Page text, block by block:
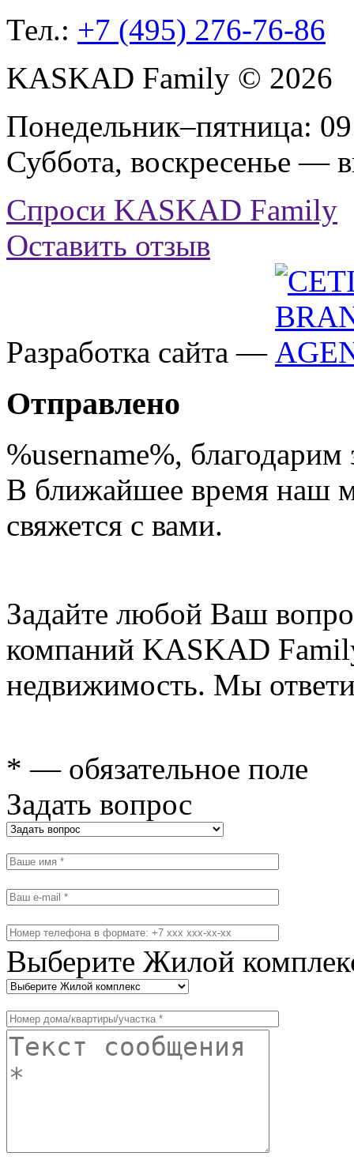
Тел.: +7 (495) 276-76-86
KASKAD Family © 2026
Понедельник–пятница:
Суббота, воскресенье —
Спроси KASKAD Family
Оставить отзыв
Разработка сайта —
Отправлено
%username%, благодарим
В ближайшее время наш
свяжется с вами.
Задайте любой Ваш
компаний KASKAD
недвижимость. Мы
* — обязательное поле
Задать вопрос
Выберите Жилой